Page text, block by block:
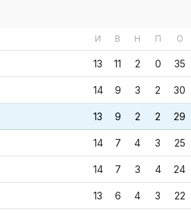
И В Н П О
13 11 2 0 35
14 9 3 2 30
13 9 2 2 29
14 7 4 3 25
14 7 3 4 24
13 6 4 3 22